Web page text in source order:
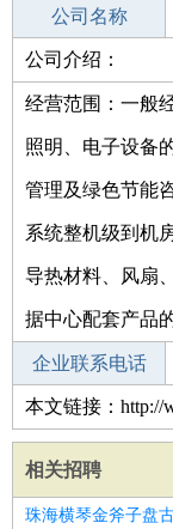
公司名称
公司类型
公司介绍：
经营范围：一般
照明、电子设备
管理及绿色节能
系统整机级到机
导热材料、风扇
据中心配套产品
企业联系电话
本文链接：http://
相关招聘